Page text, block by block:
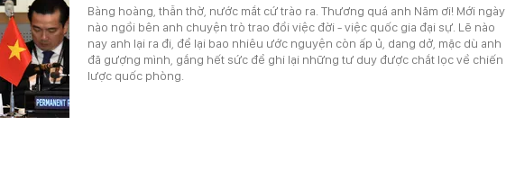
Bàng hoàng, thẫn thờ, nước mắt cứ trào ra. Thương quá anh Năm ơi! Mới ngày
nào ngồi bên anh chuyện trò trao đổi việc đời - việc quốc gia đại sự. Lẽ nào
nay anh lại ra đi, để lại bao nhiêu ước nguyện còn ấp ủ, dang dở, mặc dù anh
đã gượng mình, gắng hết sức để ghi lại những tư duy được chắt lọc về chiến
lược quốc phòng.